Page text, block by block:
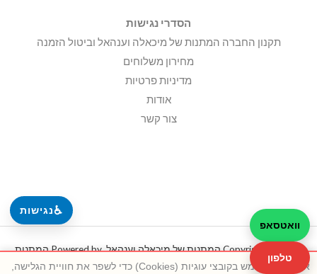
♿נגישות
הסדרי נגישות
תקנון החברה המתנות של מיכאלה וענהאל וביטול הזמנה
מחירון משלוחים
מדיניות פרטיות
אודות
צור קשר
Copyright © 2026 המתנות של מיכאלה וענהאל. Powered by המתנות
של מיכאלה וענהאל.
וואטסאפ
טלפון
אתר זה משתמש בקובצי עוגיות (Cookies) כדי לשפר את חוויית הגלישה,